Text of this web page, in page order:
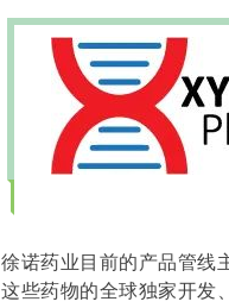
徐诺药业目前的产品管线
这些药物的全球独家开发